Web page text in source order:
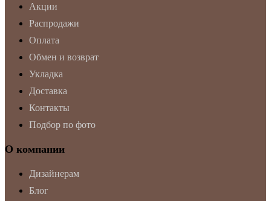
Акции
Распродажи
Оплата
Обмен и возврат
Укладка
Доставка
Контакты
Подбор по фото
О компании
Дизайнерам
Блог